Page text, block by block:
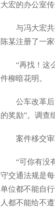
大宏的办公室
与冯大宏
陈某注册了一
“再找！这
件柳暗花明。
公车改革
的奖励”。调查
案件移交
“可你有没
守交通法规是
单位都不能自
人都不能给不